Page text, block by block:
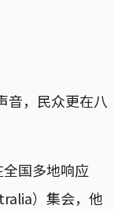
音，民众更在八
国多地响应
）集会，他